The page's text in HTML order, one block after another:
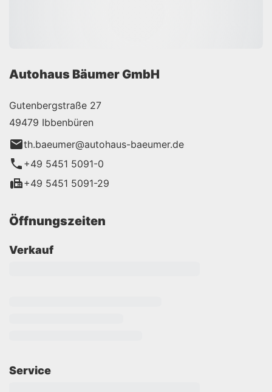
Autohaus Bäumer GmbH
Gutenbergstraße 27
49479 Ibbenbüren
th.baeumer@autohaus-baeumer.de
+49 5451 5091-0
+49 5451 5091-29
Öffnungszeiten
Verkauf
Service